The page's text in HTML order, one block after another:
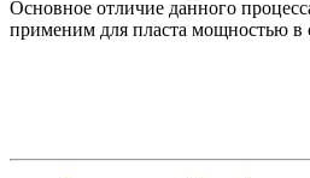
Основное отличие данного
применим для пласта мощностью в